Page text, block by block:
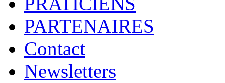
PARTENAIRES
Contact
Newsletters